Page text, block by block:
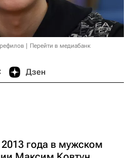
Перейти в медиабанк
Дзен
года в мужском